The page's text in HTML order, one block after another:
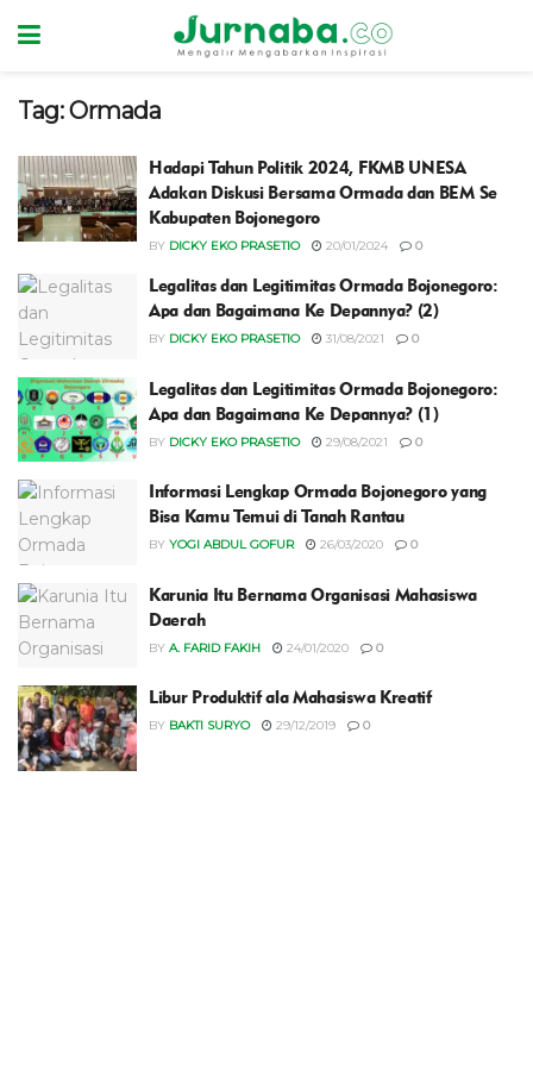
Tag:Ormada
Hadapi Tahun Politik 2024, FKMB UNESA
Adakan Diskusi Bersama Ormada dan BEM Se
Kabupaten Bojonegoro
BY DICKY EKO PRASETIO 20/01/2024 0
Legalitas dan Legitimitas Ormada Bojonegoro:
Apa dan Bagaimana Ke Depannya? (2)
BY DICKY EKO PRASETIO 31/08/2021 0
Legalitas dan Legitimitas Ormada Bojonegoro:
Apa dan Bagaimana Ke Depannya? (1)
BY DICKY EKO PRASETIO 29/08/2021 0
Informasi Lengkap Ormada Bojonegoro yang
Bisa Kamu Temui di Tanah Rantau
BY YOGI ABDUL GOFUR 26/03/2020 0
Karunia Itu Bernama Organisasi Mahasiswa
Daerah
BY A. FARID FAKIH 24/01/2020 0
Libur Produktif ala Mahasiswa Kreatif
BY BAKTI SURYO 29/12/2019 0